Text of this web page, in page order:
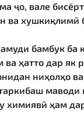
ҷо, вале
ва хушкиқлимӣ
бамбук
ва ҳатто дар
ниҳолҳо
химиявӣ ҳам